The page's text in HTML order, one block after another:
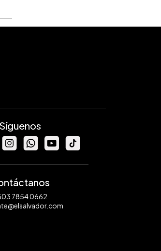
Síguenos
7854 0662